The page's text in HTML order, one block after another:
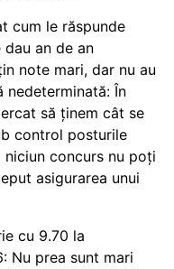
cum le răspunde
an de an
note mari, dar nu au
nedeterminată: În
să ținem cât se
control posturile
concurs nu poți
asigurarea unui
cu 9.70 la
Nu prea sunt mari